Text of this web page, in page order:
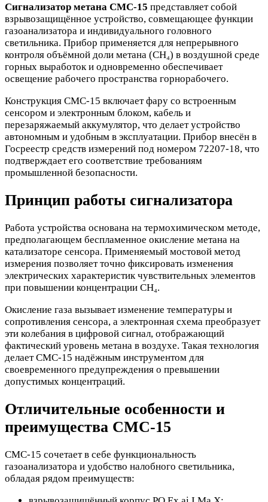
Сигнализатор метана СМС-15 представляет собой
взрывозащищённое устройство, совмещающее функции
газоанализатора и индивидуального головного
светильника. Прибор применяется для непрерывного
контроля объёмной доли метана (CH₄) в воздушной среде
горных выработок и одновременно обеспечивает
освещение рабочего пространства горнорабочего.
Конструкция СМС-15 включает фару со встроенным
сенсором и электронным блоком, кабель и
перезаряжаемый аккумулятор, что делает устройство
автономным и удобным в эксплуатации. Прибор внесён в
Госреестр средств измерений под номером 72207-18, что
подтверждает его соответствие требованиям
промышленной безопасности.
Принцип работы сигнализатора
Работа устройства основана на термохимическом методе,
предполагающем беспламенное окисление метана на
катализаторе сенсора. Применяемый мостовой метод
измерения позволяет точно фиксировать изменения
электрических характеристик чувствительных элементов
при повышении концентрации CH₄.
Окисление газа вызывает изменение температуры и
сопротивления сенсора, а электронная схема преобразует
эти колебания в цифровой сигнал, отображающий
фактический уровень метана в воздухе. Такая технология
делает СМС-15 надёжным инструментом для
своевременного предупреждения о превышении
допустимых концентраций.
Отличительные особенности и
преимущества СМС-15
СМС-15 сочетает в себе функциональность
газоанализатора и удобство налобного светильника,
обладая рядом преимуществ: